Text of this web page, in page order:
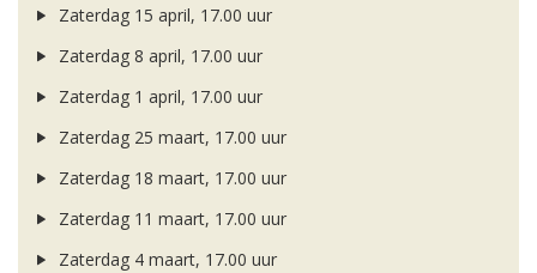
Zaterdag 15 april, 17.00 uur
Zaterdag 8 april, 17.00 uur
Zaterdag 1 april, 17.00 uur
Zaterdag 25 maart, 17.00 uur
Zaterdag 18 maart, 17.00 uur
Zaterdag 11 maart, 17.00 uur
Zaterdag 4 maart, 17.00 uur